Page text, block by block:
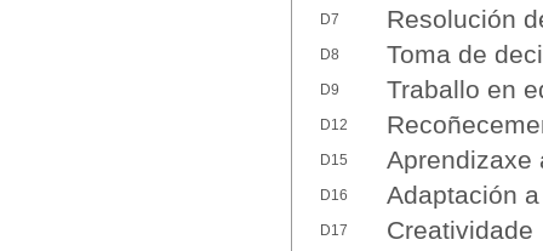
D7 Resolución
D8 Toma de
D9 Traballo en
D12
D15 Aprendizaxe
D16 Adaptación
D17 Creatividade